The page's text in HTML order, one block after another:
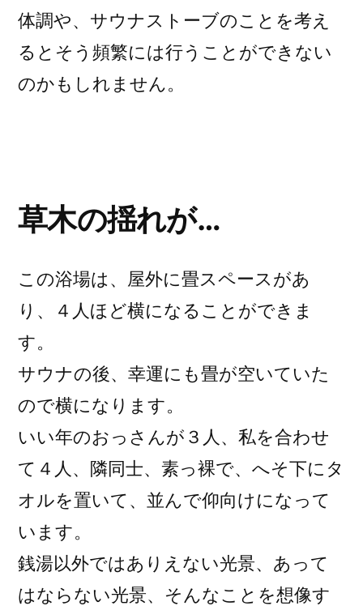
体調や、サウナストーブのことを考え
るとそう頻繁には行うことができない
のかもしれません。
草木の揺れが…
この浴場は、屋外に畳スペースがあ
り、４人ほど横になることができま
す。
サウナの後、幸運にも畳が空いていた
ので横になります。
いい年のおっさんが３人、私を合わせ
て４人、隣同士、素っ裸で、へそ下にタ
オルを置いて、並んで仰向けになって
います。
銭湯以外ではありえない光景、あって
はならない光景、そんなことを想像す